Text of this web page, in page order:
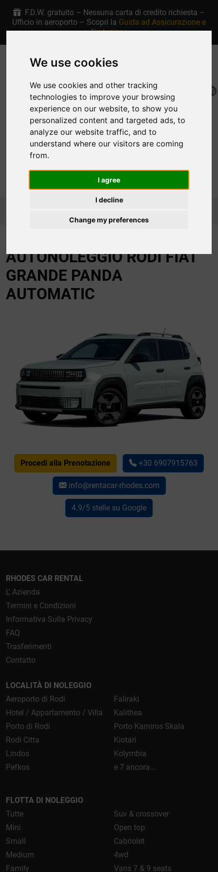
F.D.W. gratuito – Nessuna carta di credito richiesta –
Ufficio in aeroporto – Scopri la Guida ad Assicurazione e
Protezione
+30 6907915763 4.9/5 stelle su Google
Mia Prenotazione
Noleggio auto Rodi Flotta
FIAT GRANDE PANDA AUTOMATIC
AUTONOLEGGIO RODI FIAT
GRANDE PANDA
AUTOMATIC
Procedi alla Prenotazione +30 6907915763
info@rentacar-rhodes.com
4.9/5 stelle su Google
RHODES CAR RENTAL
L' Azienda
Termini e Condizioni
Informativa Sulla Privacy
FAQ
Trasferimenti
Contatto
LOCALITÀ DI NOLEGGIO
Aeroporto di Rodi
Hotel / Appartamento / Villa
Porto di Rodi
Rodi Citta
Lindos
Pefkos
Faliraki
Kalithea
Porto Kamiros Skala
Kiotari
Kolymbia
e 7 ancora...
FLOTTA DI NOLEGGIO
Tutte
Mini
Small
Medium
Family
Suv & crossover
Open top
Cabriolet
4wd
Vans 7 & 9 seats
We use cookies
We use cookies and other tracking
technologies to improve your browsing
experience on our website, to show you
personalized content and targeted ads, to
analyze our website traffic, and to
understand where our visitors are coming
from.
I agree
I decline
Change my preferences